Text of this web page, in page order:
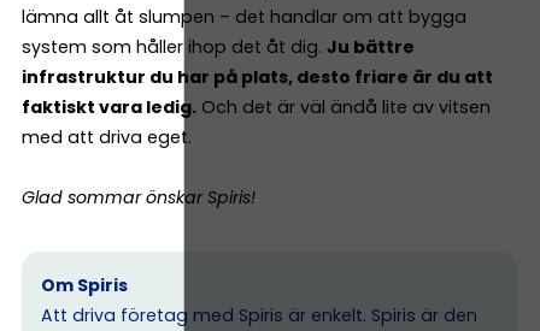
lämna allt åt slumpen – det handlar om att bygga
system som håller ihop det åt dig. Ju bättre
infrastruktur du har på plats, desto friare är du att
faktiskt vara ledig. Och det är väl ändå lite av vitsen
med att driva eget.
Glad sommar önskar Spiris!
Om Spiris
Att driva företag med Spiris är enkelt. Spiris är den